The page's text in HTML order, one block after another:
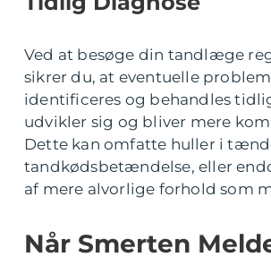
Ved at besøge din tandlæge
sikrer du, at eventuelle
identificeres og behandles
udvikler sig og bliver mere
Dette kan omfatte huller i
tandkødsbetændelse, eller
af mere alvorlige forhold som
Når Smerten